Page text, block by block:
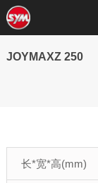
JOYMAXZ 250
长*宽*高(mm)